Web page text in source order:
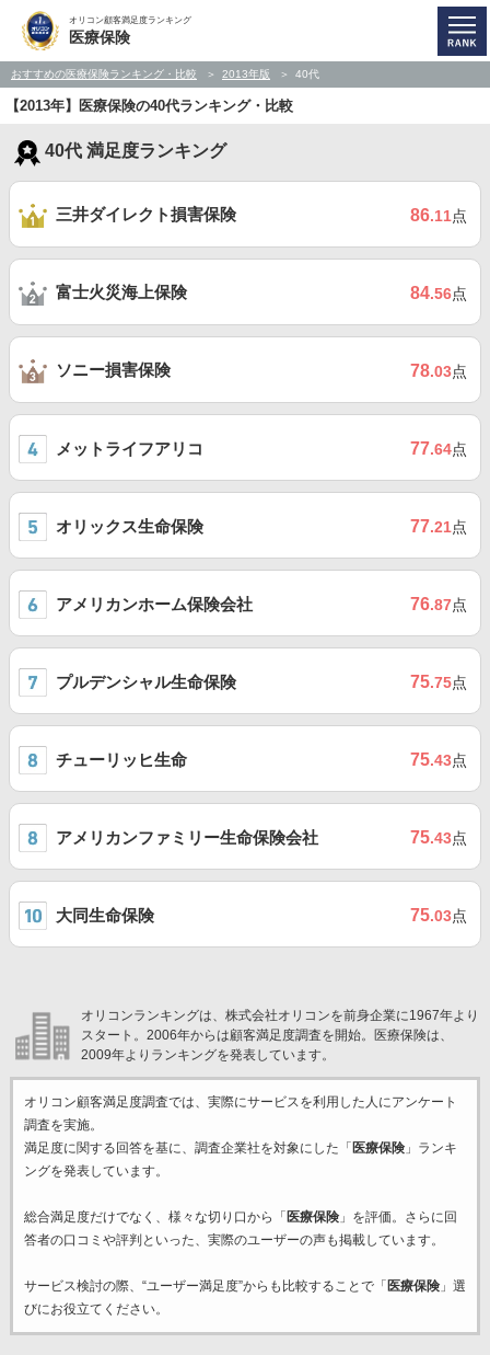
オリコン顧客満足度ランキング
医療保険
おすすめの医療保険ランキング・比較 2013年版 40代
【2013年】医療保険の40代ランキング・比較
40代 満足度ランキング
三井ダイレクト損害保険 86.11点
富士火災海上保険 84.56点
ソニー損害保険 78.03点
メットライフアリコ 77.64点
オリックス生命保険 77.21点
アメリカンホーム保険会社 76.87点
プルデンシャル生命保険 75.75点
チューリッヒ生命 75.43点
アメリカンファミリー生命保険会社 75.43点
大同生命保険 75.03点
オリコンランキングは、株式会社オリコンを前身企業に1967年より
スタート。2006年からは顧客満足度調査を開始。医療保険は、
2009年よりランキングを発表しています。
オリコン顧客満足度調査では、実際にサービスを利用した 人にアンケート
調査を実施。
満足度に関する回答を基に、調査企業社を対象にした「 医療保険」ランキ
ングを発表しています。
総合満足度だけでなく、様々な切り口から「 医療保険」を評価。さらに回
答者の口コミや評判といった、実際のユーザーの声も掲載しています。
サービス検討の際、“ユーザー満足度”からも比較することで「 医療保険」選
びにお役立てください。